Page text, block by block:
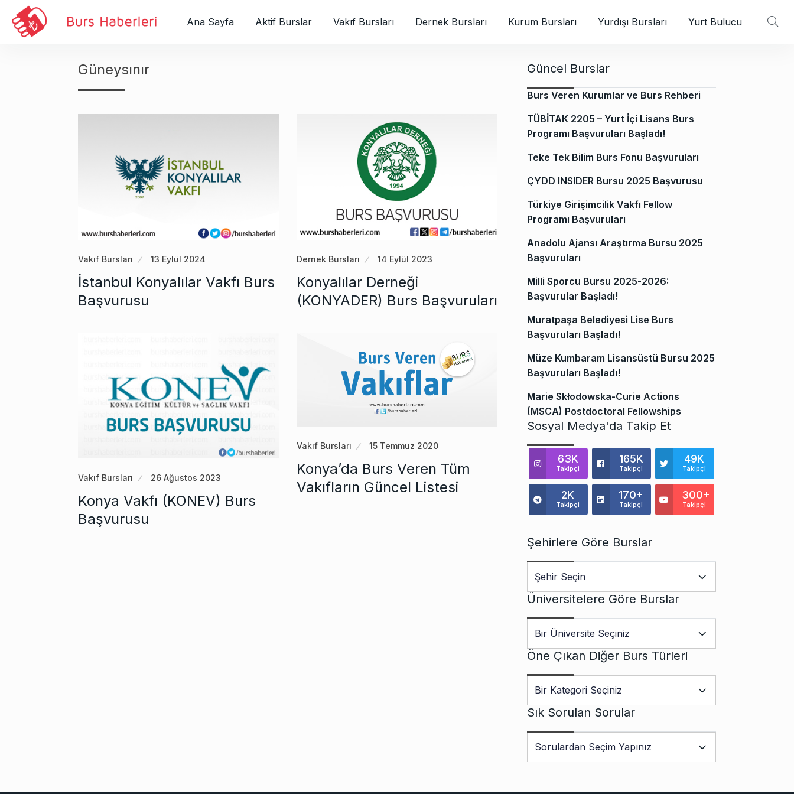
Ana Sayfa Aktif Burslar Vakıf Bursları Dernek Bursları Kurum Bursları Yurdışı Bursları Yurt Bulucu
Güneysınır
Vakıf Bursları 13 Eylül 2024
İstanbul Konyalılar Vakfı Burs
Başvurusu
Dernek Bursları 14 Eylül 2023
Konyalılar Derneği
(KONYADER) Burs Başvuruları
Vakıf Bursları 26 Ağustos 2023
Konya Vakfı (KONEV) Burs
Başvurusu
Vakıf Bursları 15 Temmuz 2020
Konya’da Burs Veren Tüm
Vakıfların Güncel Listesi
Güncel Burslar
Burs Veren Kurumlar ve Burs Rehberi
TÜBİTAK 2205 – Yurt İçi Lisans Burs
Programı Başvuruları Başladı!
Teke Tek Bilim Burs Fonu Başvuruları
ÇYDD INSIDER Bursu 2025 Başvurusu
Türkiye Girişimcilik Vakfı Fellow
Programı Başvuruları
Anadolu Ajansı Araştırma Bursu 2025
Başvuruları
Milli Sporcu Bursu 2025-2026:
Başvurular Başladı!
Muratpaşa Belediyesi Lise Burs
Başvuruları Başladı!
Müze Kumbaram Lisansüstü Bursu 2025
Başvuruları Başladı!
Marie Skłodowska-Curie Actions
(MSCA) Postdoctoral Fellowships
Sosyal Medya'da Takip Et
63K
Takipçi
165K
Takipçi
49K
Takipçi
2K
Takipçi
170+
Takipçi
300+
Takipçi
Şehirlere Göre Burslar
Üniversitelere Göre Burslar
Öne Çıkan Diğer Burs Türleri
Sık Sorulan Sorular